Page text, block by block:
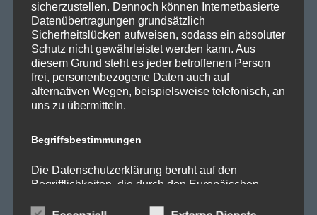
SPD Fraktion in der BVV
SPD Berliner Mitte
Wichtige Links
SPD in Startseite
Datenschutzerklärung
sicherzustellen. Dennoch können Internetbasierte
Datenübertragungen grundsätzlich
Sicherheitslücken aufweisen, sodass ein absoluter
Schutz nicht gewährleistet werden kann. Aus
diesem Grund steht es jeder betroffenen Person
frei, personenbezogene Daten auch auf
alternativen Wegen, beispielsweise telefonisch, an
uns zu übermitteln.
Begriffsbestimmungen
Die Datenschutzerklärung beruht auf den
Begrifflichkeiten, die durch den Europäischen